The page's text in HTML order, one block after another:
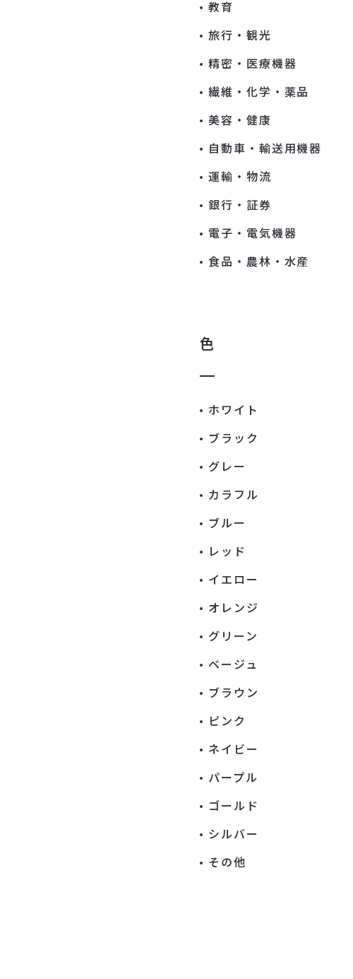
教育
旅行・観光
精密・医療機器
繊維・化学・薬品
美容・健康
自動車・輸送用機器
運輸・物流
銀行・証券
電子・電気機器
食品・農林・水産
色
ホワイト
ブラック
グレー
カラフル
ブルー
レッド
イエロー
オレンジ
グリーン
ベージュ
ブラウン
ピンク
ネイビー
パープル
ゴールド
シルバー
その他